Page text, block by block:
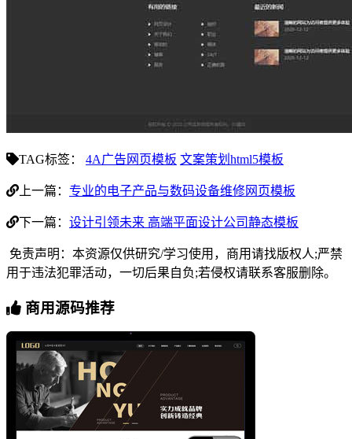
TAG标签： 4A广告网页模板 文案策划html5模板
上一篇： 专业的电子产品与数码设备维修网页模板
下一篇： 设计引领未来 高端平面设计公司静态模板
免责声明：本资源仅供研究/学习使用，商用请找版权人;严禁
用于违法犯罪活动，一切后果自负;若侵权请联系客服删除。
商用源码推荐